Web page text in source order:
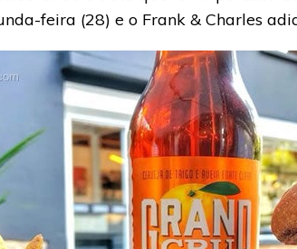
feira (28) e o Frank & Charles